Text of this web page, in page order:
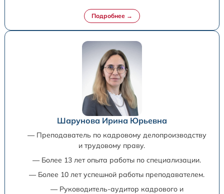
Шарунова Ирина Юрьевна
— Преподаватель по кадровому делопроизводству
и трудовому праву.
— Более 13 лет опыта работы по специализации.
— Более 10 лет успешной работы преподавателем.
— Руководитель-аудитор кадрового и